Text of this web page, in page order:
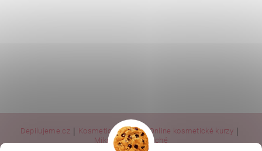
Depilujeme.cz | Kosmetická škola | Online kosmetické kurzy |
MikroArt | Ella Baché